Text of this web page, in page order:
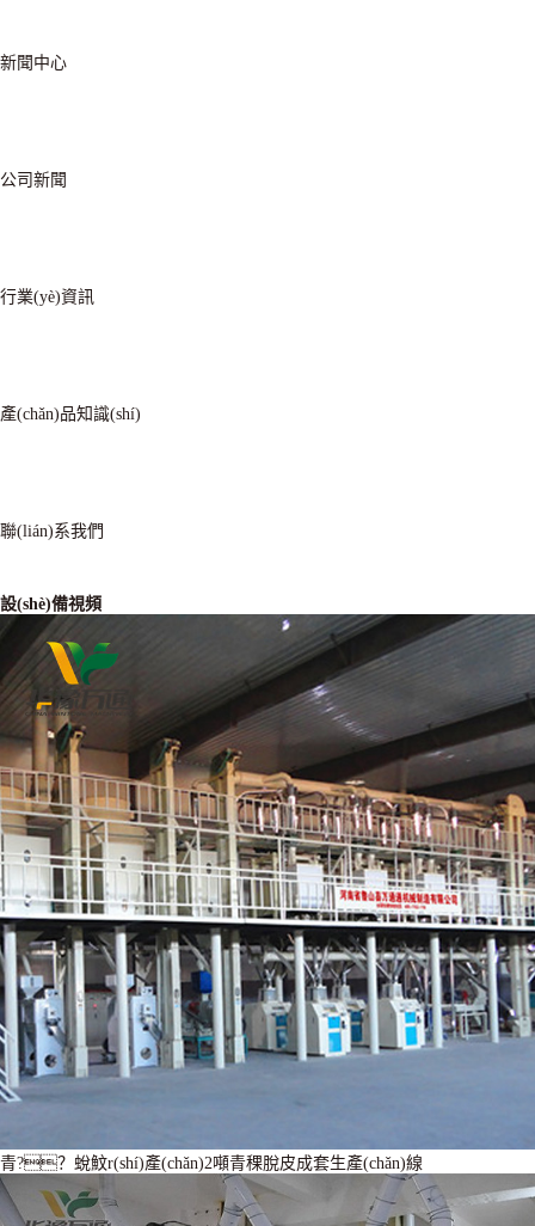
新聞中心
公司新聞
行業(yè)資訊
產(chǎn)品知識(shí)
聯(lián)系我們
設(shè)備視頻
青?？蛻魰r(shí)產(chǎn)2噸青稞脫皮成套生產(chǎn)線